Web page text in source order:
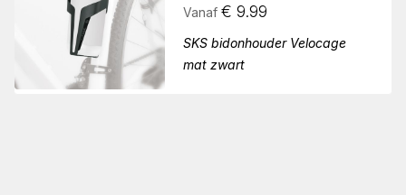
Vanaf € 9.99
SKS bidonhouder Velocage
mat zwart